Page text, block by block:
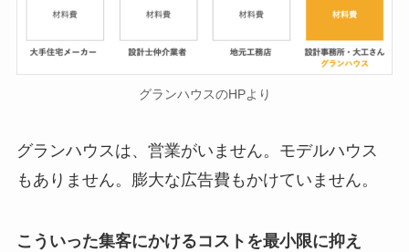
グランハウスのHPより
グランハウスは、営業がいません。モデルハウス
もありません。膨大な広告費もかけていません。
こういった集客にかけるコストを最小限に抑え